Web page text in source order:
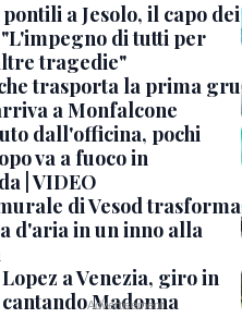
a Jesolo, il capo dei
di tutti per
tragedie"
trasporta la prima gru
a Monfalcone
dall'officina, pochi
va a fuoco in
| VIDEO
di Vesod trasforma
d'aria in un inno alla
a Venezia, giro in
Madonna